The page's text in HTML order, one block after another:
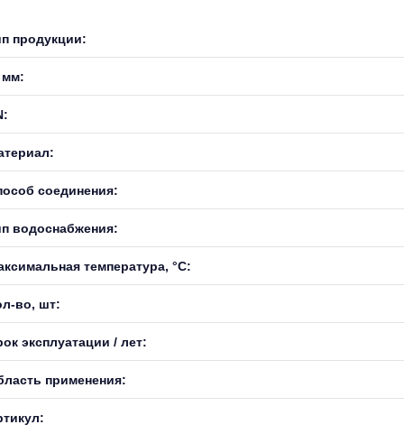
продукции:
мм:
соединения:
водоснабжения:
температура, °С:
во, шт:
эксплуатации / лет:
применения: